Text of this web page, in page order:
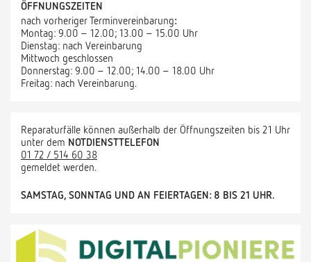
ÖFFNUNGSZEITEN
nach vorheriger Terminvereinbarung:
Montag: 9.00 – 12.00; 13.00 – 15.00 Uhr
Dienstag: nach Vereinbarung
Mittwoch geschlossen
Donnerstag: 9.00 – 12.00; 14.00 – 18.00 Uhr
Freitag: nach Vereinbarung.
Reparaturfälle können außerhalb der Öffnungszeiten bis 21 Uhr
unter dem NOTDIENSTTELEFON
01 72 / 514 60 38
gemeldet werden.
SAMSTAG, SONNTAG UND AN FEIERTAGEN: 8 BIS 21 UHR.